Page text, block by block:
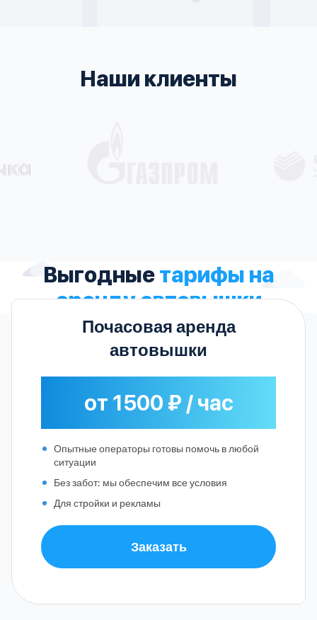
Наши клиенты
Выгодныетарифы на
аренду автовышки
Почасовая аренда
автовышки
от 1500 ₽ / час
Опытные операторы готовы помочь в любой
ситуации
Без забот: мы обеспечим все условия
Для стройки и рекламы
Заказать